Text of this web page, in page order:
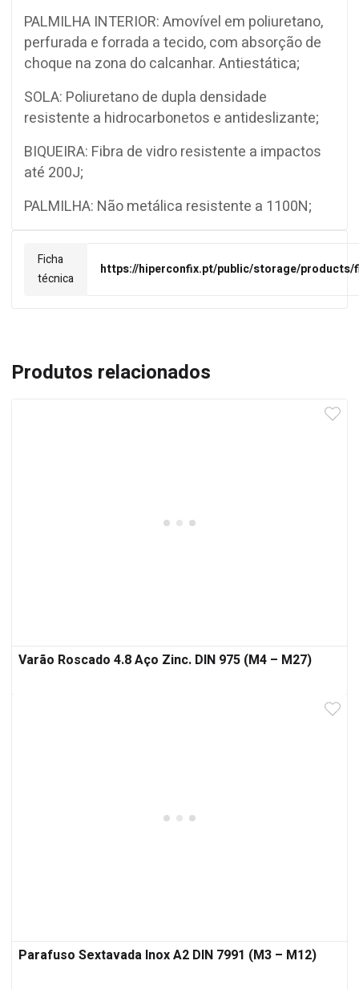
PALMILHA INTERIOR: Amovível em poliuretano,
perfurada e forrada a tecido, com absorção de
choque na zona do calcanhar. Antiestática;
SOLA: Poliuretano de dupla densidade
resistente a hidrocarbonetos e antideslizante;
BIQUEIRA: Fibra de vidro resistente a impactos
até 200J;
PALMILHA: Não metálica resistente a 1100N;
Ficha
técnica
https://hiperconfix.pt/public/storage/products/
Produtos relacionados
Varão Roscado 4.8 Aço Zinc. DIN 975 (M4 – M27)
Parafuso Sextavada Inox A2 DIN 7991 (M3 – M12)